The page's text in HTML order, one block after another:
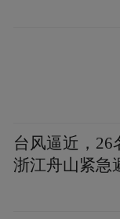
的节奏，而
很多，同感与
疗愈。感恩
荐。”另外现
台风逼近，26
浙江舟山紧急